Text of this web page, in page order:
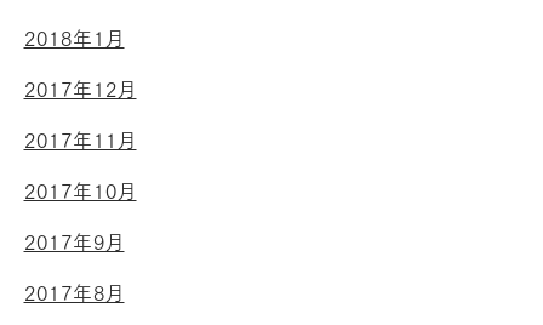
2018年1月
2017年12月
2017年11月
2017年10月
2017年9月
2017年8月